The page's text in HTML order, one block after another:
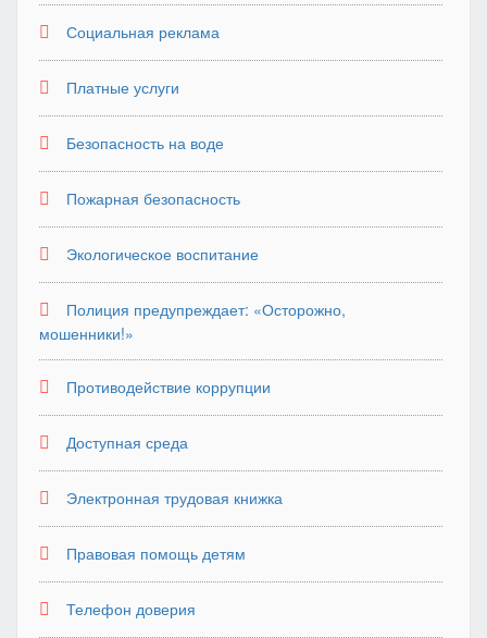
Социальная реклама
Платные услуги
Безопасность на воде
Пожарная безопасность
Экологическое воспитание
Полиция предупреждает: «Осторожно,
мошенники!»
Противодействие коррупции
Доступная среда
Электронная трудовая книжка
Правовая помощь детям
Телефон доверия